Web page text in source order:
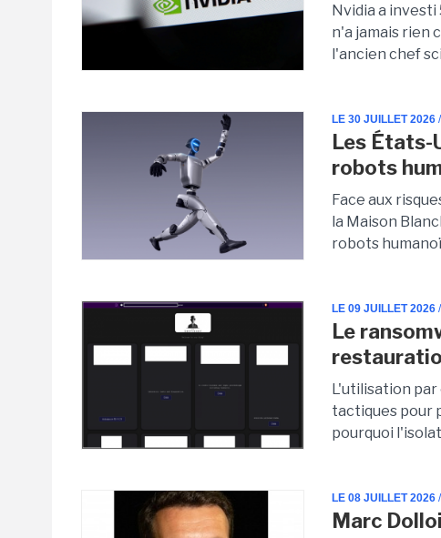
Nvidia a
n'a jamais rien
l'ancien chef
LE 30 JUILLET 2026
Les
robots
Face aux
la Maison
robots
LE 09 JUILLET 2026
Le
L'utilisation
tactiques pour
pourquoi
LE 08 JUILLET 2026
Marc